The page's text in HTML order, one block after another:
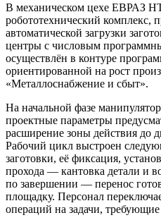
В механическом цехе ЕВРАЗ
робототехнический комплекс,
автоматической загрузки
центры с числовым
осуществлён в контуре
ориентированной на рост
«Металлоснабжение и сбыт».
На начальной фазе
проектные параметры
расширение зоны действия до
Рабочий цикл выстроен
заготовки, её фиксация,
прохода — кантовка детали и
по завершении — перенос
площадку. Персонал
операций на задачи,